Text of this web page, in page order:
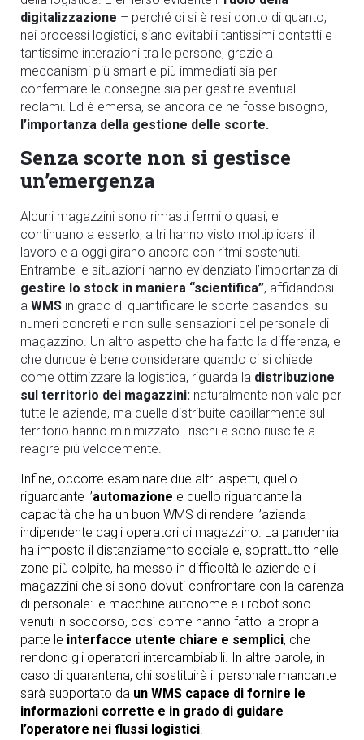
digitalizzazione – perché ci si è resi conto di quanto,
nei processi logistici, siano evitabili tantissimi contatti e
tantissime interazioni tra le persone, grazie a
meccanismi più smart e più immediati sia per
confermare le consegne sia per gestire eventuali
reclami. Ed è emersa, se ancora ce ne fosse bisogno,
l’importanza della gestione delle scorte.
Senza scorte non si gestisce
un’emergenza
Alcuni magazzini sono rimasti fermi o quasi, e
continuano a esserlo, altri hanno visto moltiplicarsi il
lavoro e a oggi girano ancora con ritmi sostenuti.
Entrambe le situazioni hanno evidenziato l’importanza di
gestire lo stock in maniera “scientifica”, affidandosi
a WMS in grado di quantificare le scorte basandosi su
numeri concreti e non sulle sensazioni del personale di
magazzino. Un altro aspetto che ha fatto la differenza, e
che dunque è bene considerare quando ci si chiede
come ottimizzare la logistica, riguarda la distribuzione
sul territorio dei magazzini: naturalmente non vale per
tutte le aziende, ma quelle distribuite capillarmente sul
territorio hanno minimizzato i rischi e sono riuscite a
reagire più velocemente.
Infine, occorre esaminare due altri aspetti, quello
riguardante l’automazione e quello riguardante la
capacità che ha un buon WMS di rendere l’azienda
indipendente dagli operatori di magazzino. La pandemia
ha imposto il distanziamento sociale e, soprattutto nelle
zone più colpite, ha messo in difficoltà le aziende e i
magazzini che si sono dovuti confrontare con la carenza
di personale: le macchine autonome e i robot sono
venuti in soccorso, così come hanno fatto la propria
parte le interfacce utente chiare e semplici, che
rendono gli operatori intercambiabili. In altre parole, in
caso di quarantena, chi sostituirà il personale mancante
sarà supportato da un WMS capace di fornire le
informazioni corrette e in grado di guidare
l’operatore nei flussi logistici.